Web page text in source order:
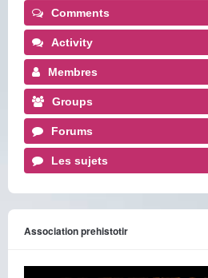
Comments
Activity
Membres
Groups
Forums
Les sujets
Association prehistotir